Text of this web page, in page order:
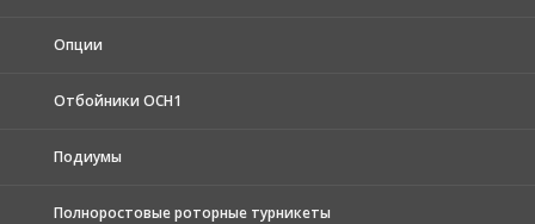
Опции
Отбойники ОСН1
Подиумы
Полноростовые роторные турникеты